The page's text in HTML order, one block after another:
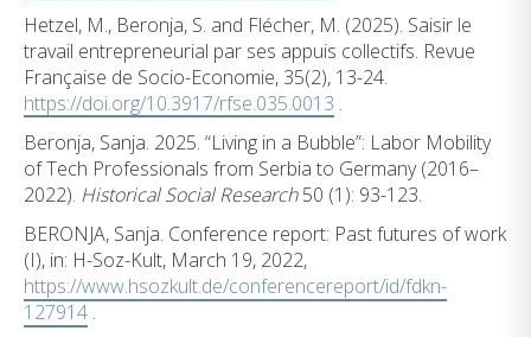
Hetzel, M., Beronja, S. and Flécher, M. (2025). Saisir le
travail entrepreneurial par ses appuis collectifs. Revue
Française de Socio-Economie, 35(2), 13-24.
https://doi.org/10.3917/rfse.035.0013 .
Beronja, Sanja. 2025. “Living in a Bubble”: Labor Mobility
of Tech Professionals from Serbia to Germany (2016–
2022). Historical Social Research50 (1): 93-123.
BERONJA, Sanja. Conference report: Past futures of work
(I), in: H-Soz-Kult, March 19, 2022,
https://www.hsozkult.de/conferencereport/id/fdkn-
127914 .